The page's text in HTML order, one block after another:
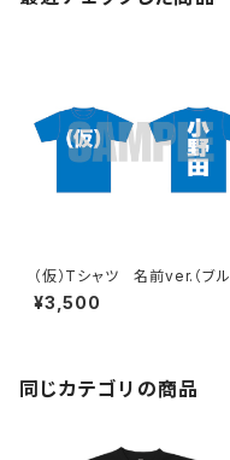
（仮）Tシャツ 名前ver.（ブル
ー）
¥3,500
同じカテゴリの商品